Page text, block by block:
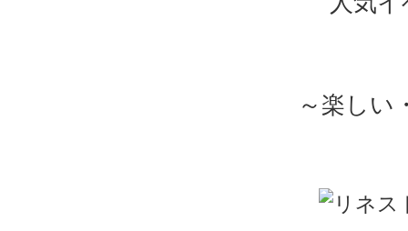
～楽しい